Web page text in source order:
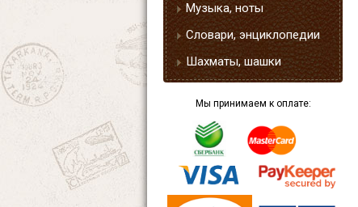
Музыка, ноты
Словари, энциклопедии
Шахматы, шашки
Мы принимаем к оплате: